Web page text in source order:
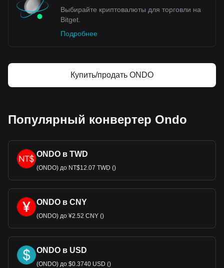
Выбирайте криптовалюты для торговли на
Bitget.
Подробнее
Купить/продать ONDO
Популярный конвертер Ondo
ONDO в TWD
(ONDO) до NT$12.07 TWD ()
ONDO в CNY
(ONDO) до ¥2.52 CNY ()
ONDO в USD
(ONDO) до $0.3740 USD ()